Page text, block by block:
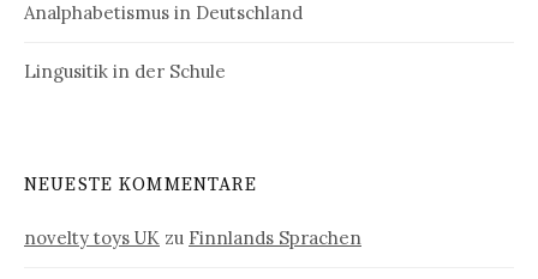
Analphabetismus in Deutschland
Lingusitik in der Schule
NEUESTE KOMMENTARE
novelty toys UK zu Finnlands Sprachen